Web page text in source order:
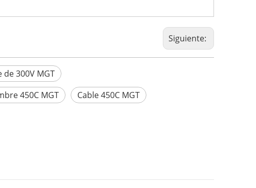
Siguiente:
de 300V MGT
450C MGT
Cable 450C MGT